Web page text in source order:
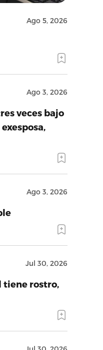
Ago 5, 2026
Ago 3, 2026
veces bajo
Ago 3, 2026
Jul 30, 2026
tiene rostro,